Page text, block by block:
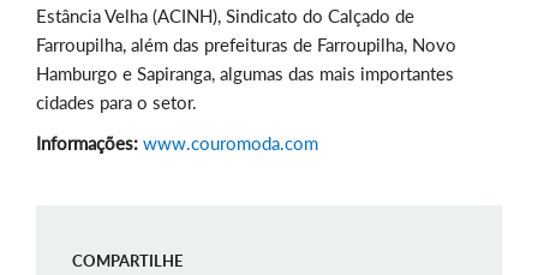
Estância Velha (ACINH), Sindicato do Calçado de
Farroupilha, além das prefeituras de Farroupilha, Novo
Hamburgo e Sapiranga, algumas das mais importantes
cidades para o setor.
Informações: www.couromoda.com
COMPARTILHE